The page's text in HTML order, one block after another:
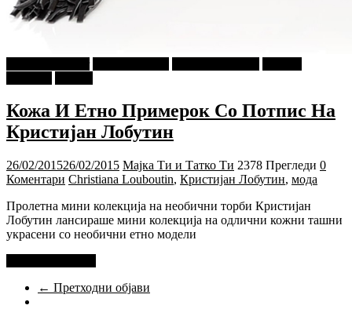
Кожа И Етно Примерок Со Потпис На
Кристијан Лобутин
26/02/201526/02/2015 Мајка Ти и Татко Ти 2378 Прегледи 0
Коментари Christiana Louboutin, Кристијан Лобутин, мода
Пролетна мини колекција на необични торби Кристијан
Лобутин лансираше мини колекција на одлични кожни ташни
украсени со необични етно модели
← Претходни објави